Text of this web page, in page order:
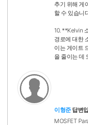
추기 위해 게
할 수 있습니
10. **Kelvin
경로에 대한
이는 게이트
을 줄이는 데
이형준답변
MOSFET